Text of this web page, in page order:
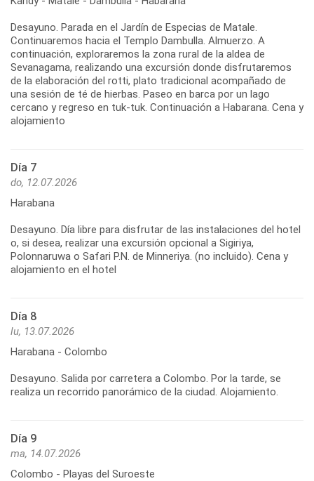
Desayuno. Parada en el Jardín de Especias de Matale.
Continuaremos hacia el Templo Dambulla. Almuerzo. A
continuación, exploraremos la zona rural de la aldea de
Sevanagama, realizando una excursión donde disfrutaremos
de la elaboración del rotti, plato tradicional acompañado de
una sesión de té de hierbas. Paseo en barca por un lago
cercano y regreso en tuk-tuk. Continuación a Habarana. Cena y
Día 7
do, 12.07.2026
Harabana
Desayuno. Día libre para disfrutar de las instalaciones del hotel
o, si desea, realizar una excursión opcional a Sigiriya,
Polonnaruwa o Safari P.N. de Minneriya. (no incluido). Cena y
Día 8
lu, 13.07.2026
Harabana - Colombo
Desayuno. Salida por carretera a Colombo. Por la tarde, se
Día 9
ma, 14.07.2026
Colombo - Playas del Suroeste